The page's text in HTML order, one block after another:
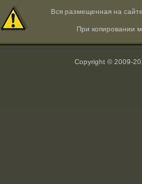
Вся размещенная на
При копировании
Copyright © 2009-